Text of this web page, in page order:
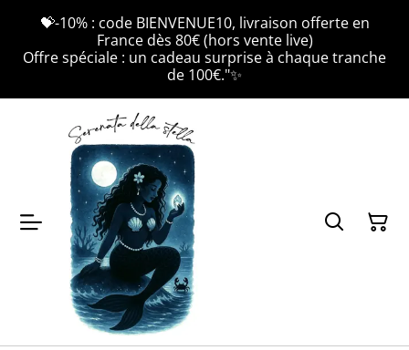
💝-10% : code BIENVENUE10, livraison offerte en
France dès 80€ (hors vente live)
Offre spéciale : un cadeau surprise à chaque tranche
de 100€."✨